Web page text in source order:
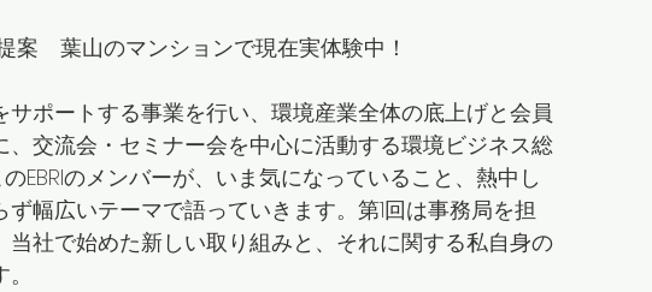
　葉山のマンションで現在実体験中！
サポートする事業を行い、環境産業全体の底上げと会員
交流会・セミナー会を中心に活動する環境ビジネス総
EBRIのメンバーが、いま気になっていること、熱中し
幅広いテーマで語っていきます。第1回は事務局を担
社で始めた新しい取り組みと、それに関する私自身の